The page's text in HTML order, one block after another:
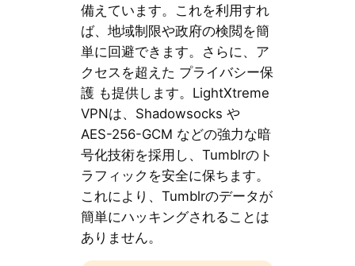
備えています。これを利用すれ
ば、地域制限や政府の検閲を簡
単に回避できます。さらに、ア
クセスを超えた プライバシー保
護 も提供します。LightXtreme
VPNは、Shadowsocks や
AES-256-GCM などの強力な暗
号化技術を採用し、Tumblrのト
ラフィックを安全に保ちます。
これにより、Tumblrのデータが
簡単にハッキングされることは
ありません。